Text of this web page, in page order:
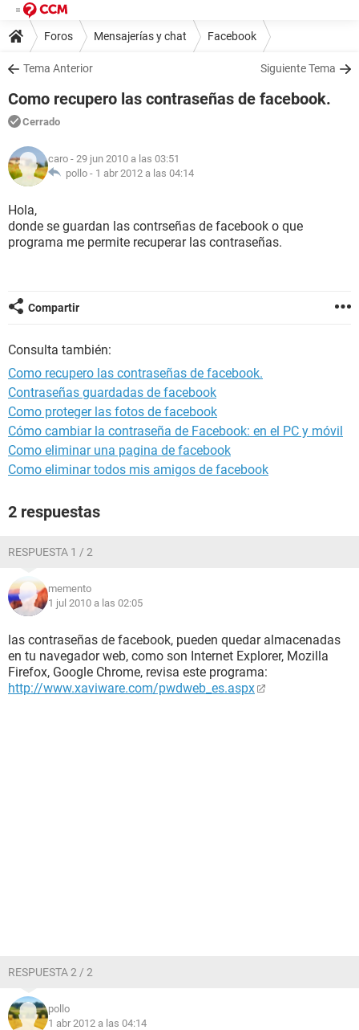
Foros Mensajerías y chat Facebook
Tema Anterior Siguiente Tema
Como recupero las contraseñas de facebook.
Cerrado
caro - 29 jun 2010 a las 03:51
pollo - 1 abr 2012 a las 04:14
Hola,
donde se guardan las contrseñas de facebook o que
programa me permite recuperar las contraseñas.
Compartir
Consulta también:
Como recupero las contraseñas de facebook.
Contraseñas guardadas de facebook
Como proteger las fotos de facebook
Cómo cambiar la contraseña de Facebook: en el PC y móvil
Como eliminar una pagina de facebook
Como eliminar todos mis amigos de facebook
2 respuestas
RESPUESTA 1 / 2
memento
1 jul 2010 a las 02:05
las contraseñas de facebook, pueden quedar almacenadas
en tu navegador web, como son Internet Explorer, Mozilla
Firefox, Google Chrome, revisa este programa:
http://www.xaviware.com/pwdweb_es.aspx
RESPUESTA 2 / 2
pollo
1 abr 2012 a las 04:14